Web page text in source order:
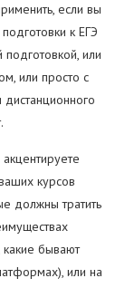
если вы
к ЕГЭ
или
или просто с
курсов
должны тратить
бывают
или на